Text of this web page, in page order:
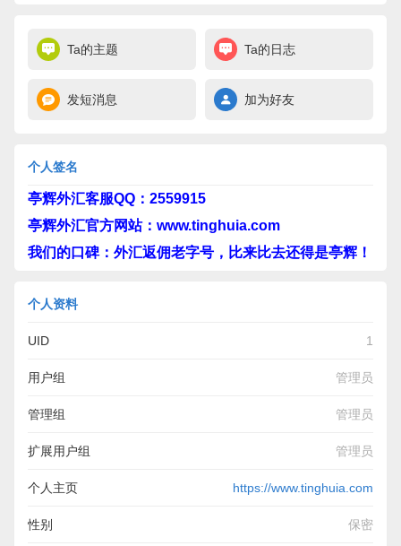
Ta的主题 Ta的日志
发短消息 加为好友
个人签名
亭辉外汇客服QQ：2559915
亭辉外汇官方网站：www.tinghuia.com
我们的口碑：外汇返佣老字号，比来比去还得是亭辉！
个人资料
UID 1
用户组 管理员
管理组 管理员
扩展用户组 管理员
个人主页 https://www.tinghuia.com
性别 保密